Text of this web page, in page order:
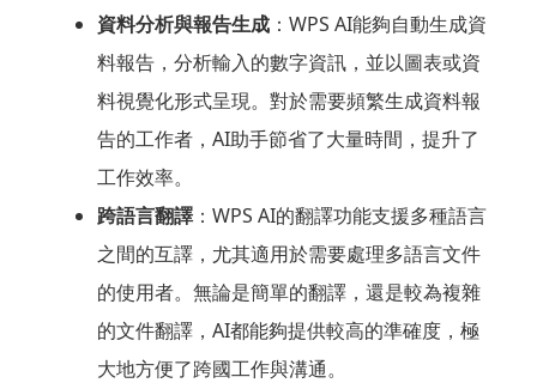
資料分析與報告生成：WPS AI能夠自動生成資
料報告，分析輸入的數字資訊，並以圖表或資
料視覺化形式呈現。對於需要頻繁生成資料報
告的工作者，AI助手節省了大量時間，提升了
工作效率。
跨語言翻譯：WPS AI的翻譯功能支援多種語言
之間的互譯，尤其適用於需要處理多語言文件
的使用者。無論是簡單的翻譯，還是較為複雜
的文件翻譯，AI都能夠提供較高的準確度，極
大地方便了跨國工作與溝通。